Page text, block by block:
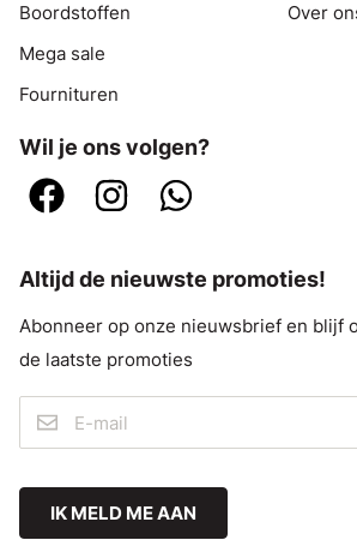
Boordstoffen
Mega sale
Fournituren
Over
Wil je ons volgen?
Altijd de nieuwste promoties!
Abonneer op onze nieuwsbrief en blijf
de laatste promoties
IK MELD ME AAN